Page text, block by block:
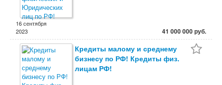
16 сентября
2023
41 000 000 руб.
Кредиты малому и среднему
бизнесу по РФ! Кредиты физ.
лицам РФ!